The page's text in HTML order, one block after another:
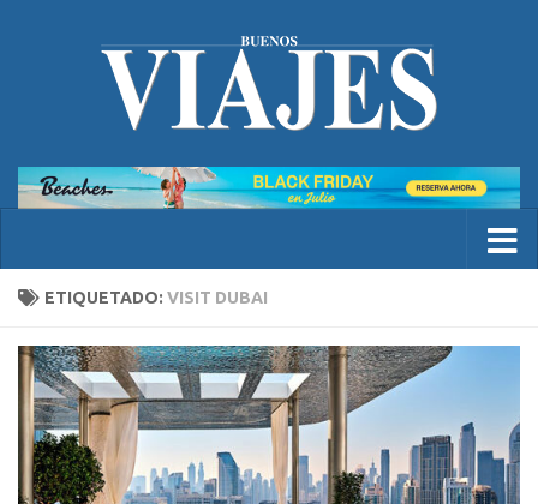
ETIQUETADO: VISIT DUBAI